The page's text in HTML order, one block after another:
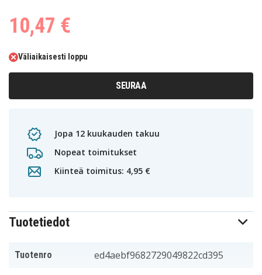
10,47 €
Väliaikaisesti loppu
SEURAA
Jopa 12 kuukauden takuu
Nopeat toimitukset
Kiinteä toimitus: 4,95 €
Tuotetiedot
Tuotenro ed4aebf9682729049822cd395